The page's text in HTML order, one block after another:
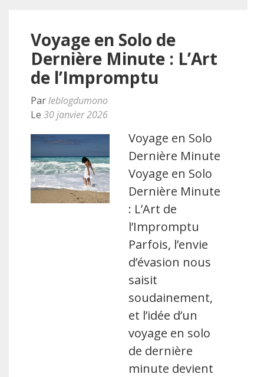
Voyage en Solo de
Dernière Minute : L’Art
de l’Impromptu
Parleblogdumono
Le 30 janvier 2026
Voyage en Solo
Dernière Minute
Voyage en Solo
Dernière Minute
: L’Art de
l’Impromptu
Parfois, l’envie
d’évasion nous
saisit
soudainement,
et l’idée d’un
voyage en solo
de dernière
minute devient